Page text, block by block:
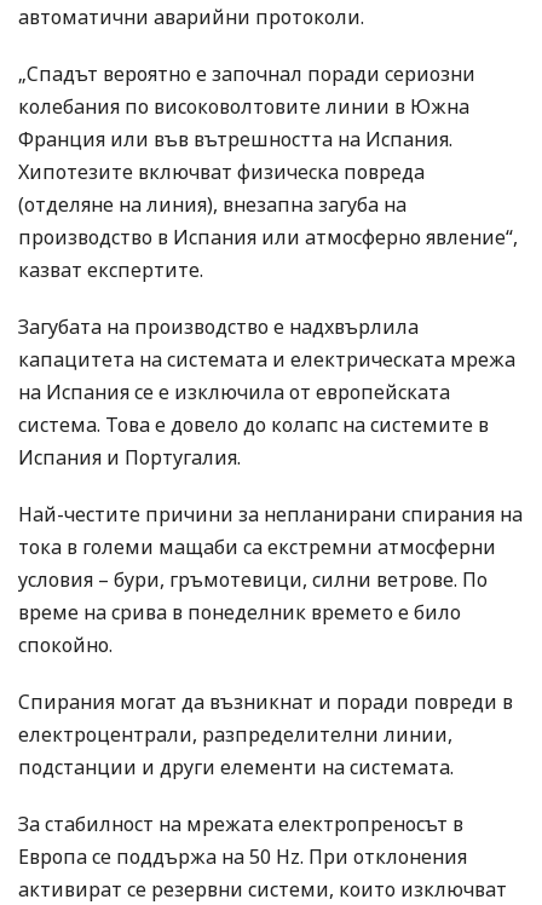
автоматични аварийни протоколи.
„Спадът вероятно е започнал поради сериозни
колебания по високоволтовите линии в Южна
Франция или във вътрешността на Испания.
Хипотезите включват физическа повреда
(отделяне на линия), внезапна загуба на
производство в Испания или атмосферно явление“,
казват експертите.
Загубата на производство е надхвърлила
капацитета на системата и електрическата мрежа
на Испания се е изключила от европейската
система. Това е довело до колапс на системите в
Испания и Португалия.
Най-честите причини за непланирани спирания на
тока в големи мащаби са екстремни атмосферни
условия – бури, гръмотевици, силни ветрове. По
време на срива в понеделник времето е било
спокойно.
Спирания могат да възникнат и поради повреди в
електроцентрали, разпределителни линии,
подстанции и други елементи на системата.
За стабилност на мрежата електропреносът в
Европа се поддържа на 50 Hz. При отклонения
активират се резервни системи, които изключват